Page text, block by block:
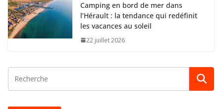
Camping en bord de mer dans
l’Hérault : la tendance qui redéfinit
les vacances au soleil
22 juillet 2026